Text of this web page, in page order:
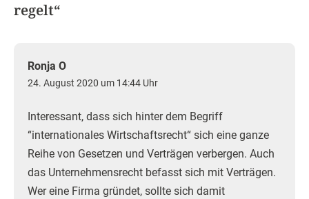
regelt“
Ronja O
24. August 2020 um 14:44 Uhr
Interessant, dass sich hinter dem Begriff
“internationales Wirtschaftsrecht“ sich eine ganze
Reihe von Gesetzen und Verträgen verbergen. Auch
das Unternehmensrecht befasst sich mit Verträgen.
Wer eine Firma gründet, sollte sich damit